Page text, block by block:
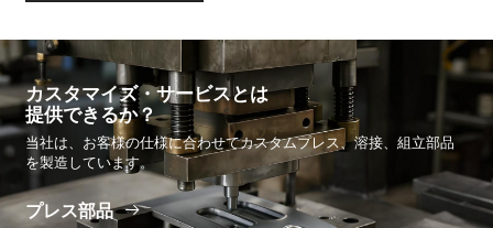
カスタマイズ・サービスとは
提供できるか？
当社は、お客様の仕様に合わせてカスタムプレス、溶接、組立部品
を製造しています。
プレス部品 